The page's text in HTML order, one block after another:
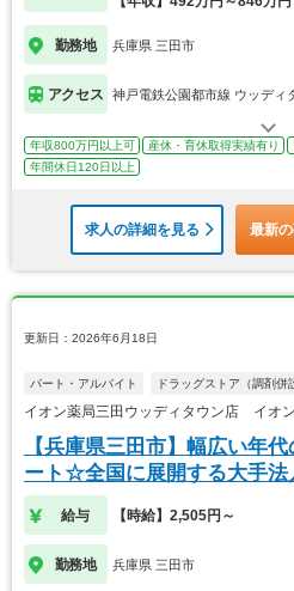
勤務地 兵庫県 三田市
アクセス 神戸電鉄公園都市線 ウッディ
年収800万円以上可 産休・育休取得実績有り
年間休日120日以上
求人の詳細を見る 最新
更新日：2026年6月18日
パート・アルバイト ドラッグストア（調剤併
イオン薬局三田ウッディタウン店 イオ
【兵庫県三田市】幅広い年
ート☆全国に展開する大手法
給与 【時給】2,505円～
勤務地 兵庫県 三田市